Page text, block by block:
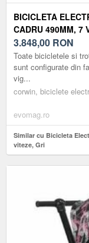
BICICLETA
CADRU 490MM, 7
3.848,00 RON
Toate bicicletele si
sunt configurate din
vig...
corwin, biciclete
evomag.ro
Similar cu Bicicleta
viteze, Gri